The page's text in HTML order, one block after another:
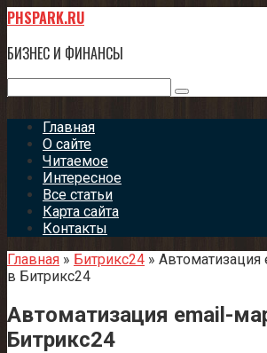
Перейти
к
контенту
PHSPARK.RU
БИЗНЕС И ФИНАНСЫ
Главная
О сайте
Читаемое
Интересное
Все статьи
Карта сайта
Контакты
Главная » Битрикс24 » Автоматизация
в Битрикс24
Автоматизация email-
Битрикс24